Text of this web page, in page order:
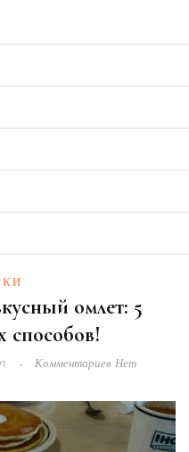
омлет: 5
способов!
Комментариев Нет